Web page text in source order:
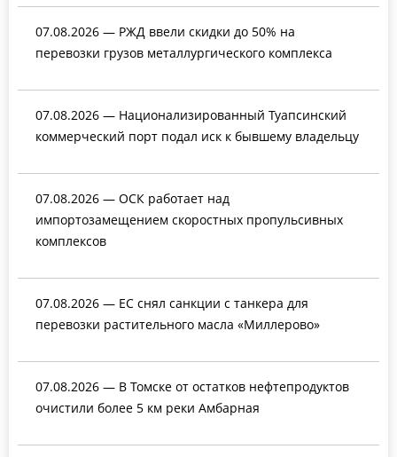
07.08.2026 — РЖД ввели скидки до 50% на
перевозки грузов металлургического комплекса
07.08.2026 — Национализированный Туапсинский
коммерческий порт подал иск к бывшему владельцу
07.08.2026 — ОСК работает над
импортозамещением скоростных пропульсивных
комплексов
07.08.2026 — ЕС снял санкции с танкера для
перевозки растительного масла «Миллерово»
07.08.2026 — В Томске от остатков нефтепродуктов
очистили более 5 км реки Амбарная